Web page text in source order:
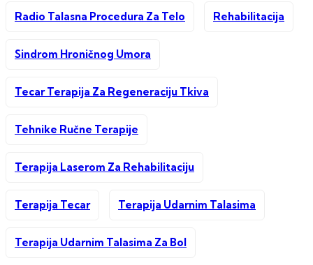
Radio Talasna Procedura Za Telo Rehabilitacija
Sindrom Hroničnog Umora
Tecar Terapija Za Regeneraciju Tkiva
Tehnike Ručne Terapije
Terapija Laserom Za Rehabilitaciju
Terapija Tecar Terapija Udarnim Talasima
Terapija Udarnim Talasima Za Bol